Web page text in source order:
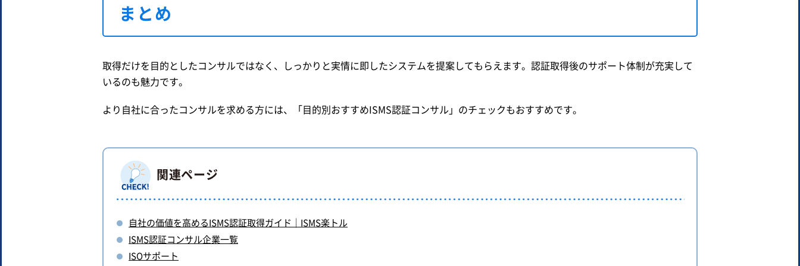
まとめ
取得だけを目的としたコンサルではなく、しっかりと実情に即したシステムを提案してもらえます。認証取得後のサポート体制が充実して
いるのも魅力です。
より自社に合ったコンサルを求める方には、「目的別おすすめISMS認証コンサル」のチェックもおすすめです。
関連ページ
自社の価値を高めるISMS認証取得ガイド｜ISMS楽トル
ISMS認証コンサル企業一覧
ISOサポート